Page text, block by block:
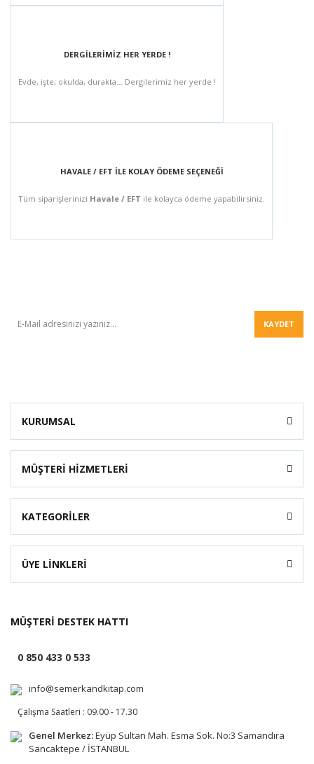
DERGİLERİMİZ HER YERDE !
Evde, işte, okulda, durakta... Dergilerimiz her yerde !
HAVALE / EFT İLE KOLAY ÖDEME SEÇENEĞİ
Tüm siparişlerinizi Havale / EFT ile kolayca ödeme yapabilirsiniz.
KAYDET
KURUMSAL
MÜŞTERİ HİZMETLERİ
KATEGORİLER
ÜYE LİNKLERİ
MÜŞTERİ DESTEK HATTI
0 850 433 0 533
info@semerkandkitap.com
Çalışma Saatleri : 09.00 - 17.30
Genel Merkez:Eyüp Sultan Mah. Esma Sok. No:3 Samandıra
Sancaktepe / İSTANBUL